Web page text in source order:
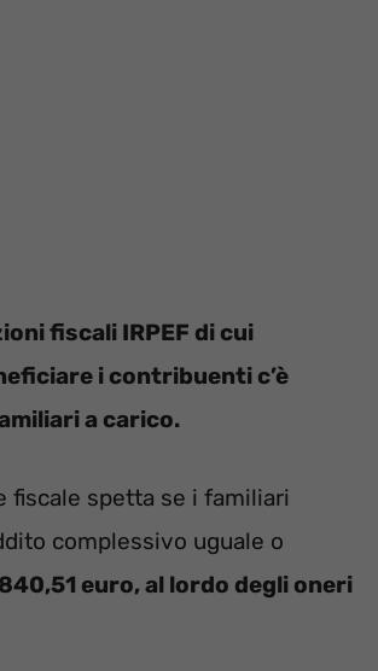
fiscali IRPEF di cui
i contribuenti c’è
a carico.
fiscale spetta se i familiari
complessivo uguale o
euro, al lordo degli oneri